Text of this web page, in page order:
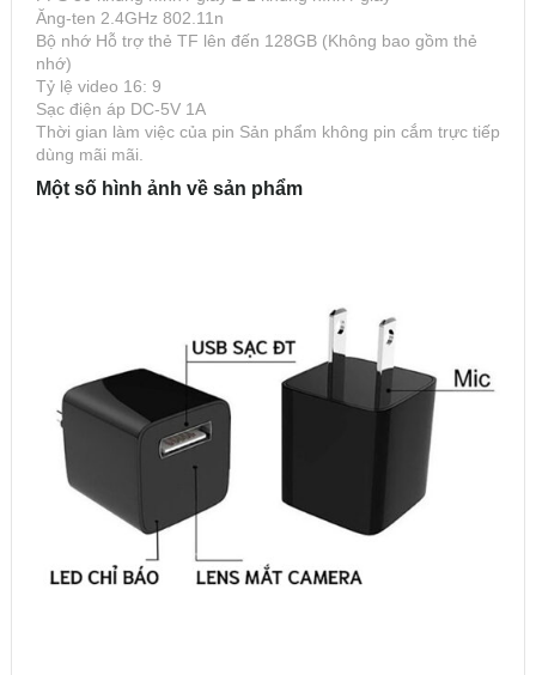
Ăng-ten 2.4GHz 802.11n
Bộ nhớ Hỗ trợ thẻ TF lên đến 128GB (Không bao gồm thẻ
nhớ)
Tỷ lệ video 16: 9
Sạc điện áp DC-5V 1A
Thời gian làm việc của pin Sản phẩm không pin cắm trực tiếp
dùng mãi mãi.
Một số hình ảnh về sản phẩm